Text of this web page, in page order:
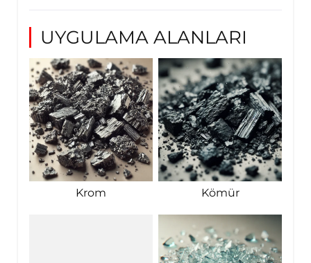
UYGULAMA ALANLARI
Krom Kömür